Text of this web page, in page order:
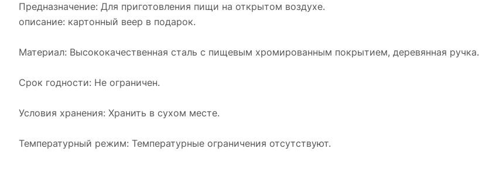
Предназначение: Для приготовления пищи на открытом воздухе.
описание: картонный веер в подарок.
Материал: Высококачественная сталь с пищевым хромированным покрытием, деревянная ручка.
Срок годности: Не ограничен.
Условия хранения: Хранить в сухом месте.
Температурный режим: Температурные ограничения отсутствуют.